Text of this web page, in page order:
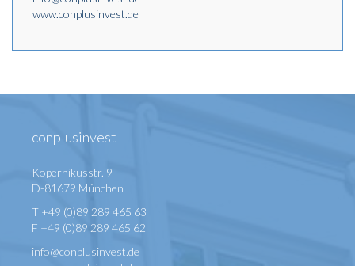
www.conplusinvest.de
conplusinvest
Kopernikusstr. 9
D-81679 München
T +49 (0)89 289 465 63
F +49 (0)89 289 465 62
info@conplusinvest.de